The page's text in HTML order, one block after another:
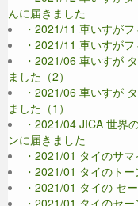
んに届きました
・2021/11 車いすが
・2021/11 車いすが
・2021/06 車いすが
ました（2）
・2021/06 車いすが
ました（1）
・2021/04 JICA 世界
ンに届きました
・2021/01 タイのサ
・2021/01 タイのト
・2021/01 タイの セ
・2021/01 タイのセ